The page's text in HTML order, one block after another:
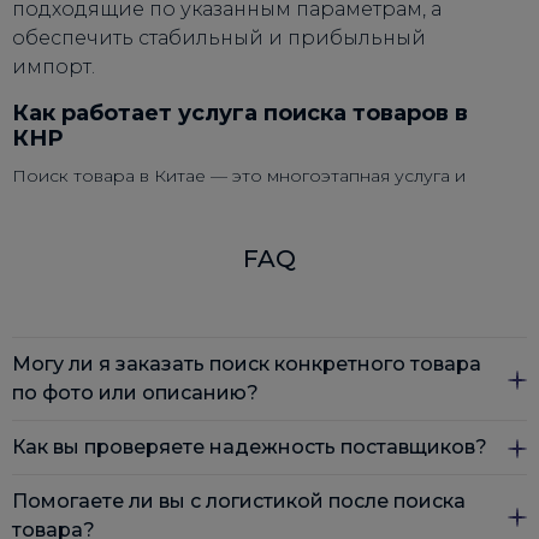
подходящие по указанным параметрам, а
обеспечить стабильный и прибыльный
импорт.
Как работает услуга поиска товаров в
КНР
Поиск товара в Китае — это многоэтапная услуга и
DiFFreight проводят его в несколько этапов.
специалист связывается с вами для детальной
консультации. Мы обсуждаем ваш ассортимент,
и другие важные условия.
Поиск поставщиков в Китае
FAQ
Могу ли я заказать поиск конкретного товара
по фото или описанию?
Да, мы осуществляем поиск как по предоставленному
изображению, так и по описанию товара и техническим
характеристикам.
Как вы проверяете надежность поставщиков?
Наши специалисты проводят верификацию фабрик и
Помогаете ли вы с логистикой после поиска
товара?